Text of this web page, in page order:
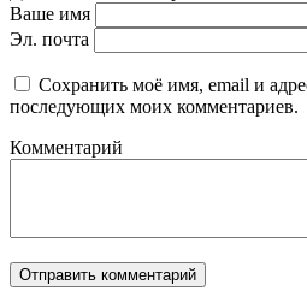
Ваше имя
Эл. почта
Сохранить моё имя, email и
последующих моих комментариев.
Комментарий